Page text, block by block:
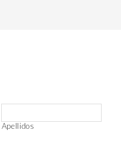
Apellidos